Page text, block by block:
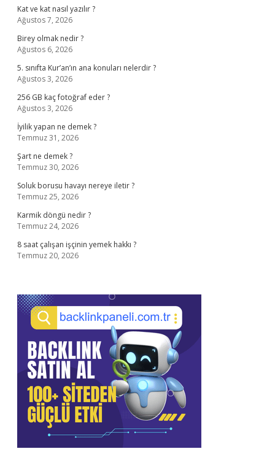
Kat ve kat nasıl yazılır ?
Ağustos 7, 2026
Birey olmak nedir ?
Ağustos 6, 2026
5. sınıfta Kur’an’ın ana konuları nelerdir ?
Ağustos 3, 2026
256 GB kaç fotoğraf eder ?
Ağustos 3, 2026
İyilik yapan ne demek ?
Temmuz 31, 2026
Şart ne demek ?
Temmuz 30, 2026
Soluk borusu havayı nereye iletir ?
Temmuz 25, 2026
Karmik döngü nedir ?
Temmuz 24, 2026
8 saat çalışan işçinin yemek hakkı ?
Temmuz 20, 2026